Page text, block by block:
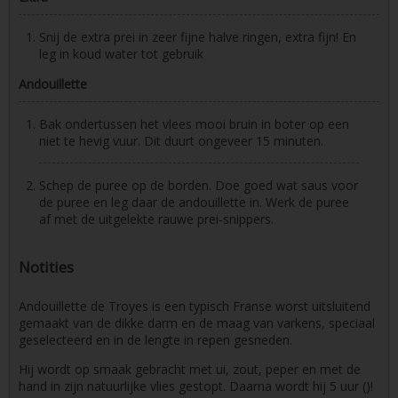
Snij de extra prei in zeer fijne halve ringen, extra fijn! En
leg in koud water tot gebruik
Andouillette
Bak ondertussen het vlees mooi bruin in boter op een
niet te hevig vuur. Dit duurt ongeveer 15 minuten.
Schep de puree op de borden. Doe goed wat saus voor
de puree en leg daar de andouillette in. Werk de puree
af met de uitgelekte rauwe prei-snippers.
Notities
Andouillette de Troyes is een typisch Franse worst uitsluitend
gemaakt van de dikke darm en de maag van varkens, speciaal
geselecteerd en in de lengte in repen gesneden.
Hij wordt op smaak gebracht met ui, zout, peper en met de
hand in zijn natuurlijke vlies gestopt. Daarna wordt hij 5 uur ()!